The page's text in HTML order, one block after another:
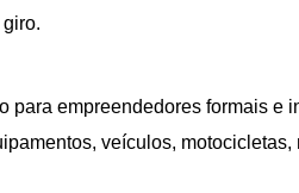
para empreendedores formais
veículos,